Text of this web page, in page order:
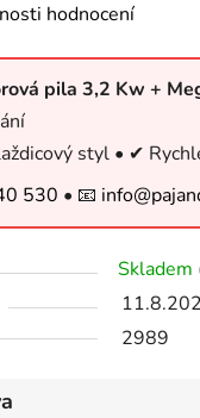
hodnocení
pila 3,2 Kw +
styl • ✔
530 • 📧
Skladem
2989